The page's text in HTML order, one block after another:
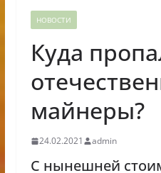
НОВОСТИ
Куда
майнеры?
24.02.2021 admin
С нынешней